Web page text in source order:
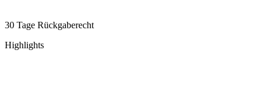
30 Tage Rückgaberecht
Highlights